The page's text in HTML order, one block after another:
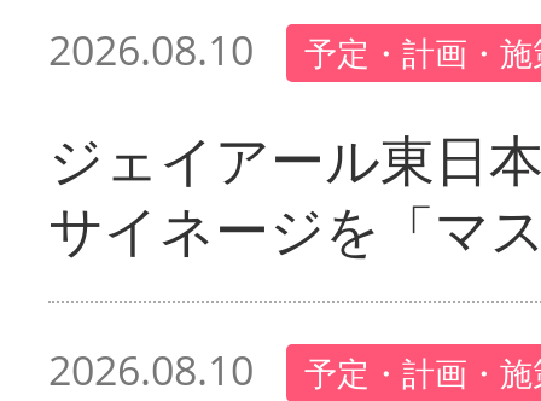
2026.08.10 予定・計画・
ジェイアール東日
サイネージを「マ
2026.08.10 予定・計画・